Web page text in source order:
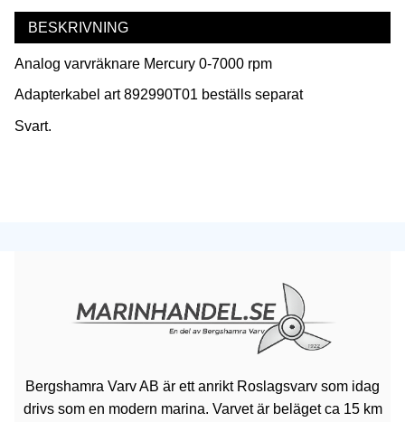
BESKRIVNING
Analog varvräknare Mercury 0-7000 rpm
Adapterkabel art 892990T01 beställs separat
Svart.
Bergshamra Varv AB är ett anrikt Roslagsvarv som idag
drivs som en modern marina. Varvet är beläget ca 15 km